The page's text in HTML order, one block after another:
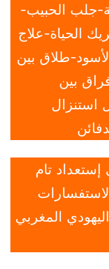
جلب الحبيب-
الحياة-علاج
طلاق بين
بين
استنزال
إستعداد تام
المغربي